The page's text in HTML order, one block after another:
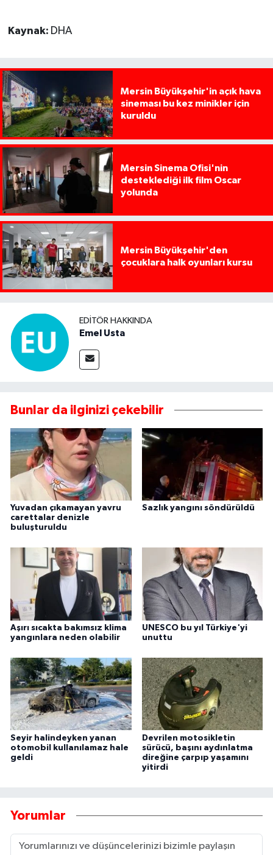
Kaynak: DHA
Mersin Büyükşehir'in açık hava
sineması bu kez minikler için
kuruldu
Mersin Sinema Ofisi'nin
desteklediği ilk film Oscar
yolunda
Mersin Büyükşehir'den
çocuklara halk oyunları kursu
EDITÖR HAKKINDA
Emel Usta
Bunlar da ilginizi çekebilir
Yuvadan çıkamayan yavru
carettalar denizle
buluşturuldu
Sazlık yangını söndürüldü
Aşırı sıcakta bakımsız klima
yangınlara neden olabilir
UNESCO bu yıl Türkiye'yi
unuttu
Seyir halindeyken yanan
otomobil kullanılamaz hale
geldi
Devrilen motosikletin
sürücü, başını aydınlatma
direğine çarpıp yaşamını
yitirdi
Yorumlar